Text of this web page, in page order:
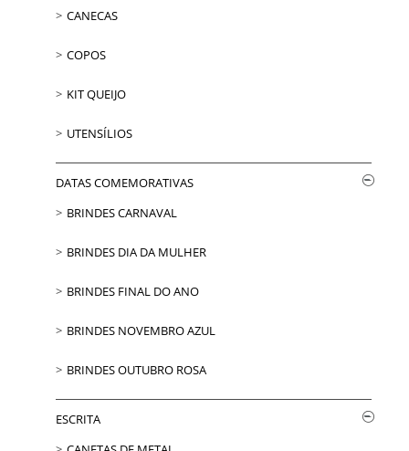
CANECAS
COPOS
KIT QUEIJO
UTENSÍLIOS
DATAS COMEMORATIVAS
BRINDES CARNAVAL
BRINDES DIA DA MULHER
BRINDES FINAL DO ANO
BRINDES NOVEMBRO AZUL
BRINDES OUTUBRO ROSA
ESCRITA